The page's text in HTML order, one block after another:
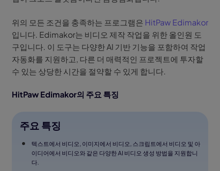
위의 모든 조건을 충족하는 프로그램은 HitPaw Edimakor
입니다. Edimakor는 비디오 제작 작업을 위한 올인원 도
구입니다. 이 도구는 다양한 AI 기반 기능을 포함하여 작업
자동화를 지원하고, 다른 더 매력적인 프로젝트에 투자할
수 있는 상당한 시간을 절약할 수 있게 합니다.
HitPaw Edimakor의 주요 특징
주요 특징
텍스트에서 비디오, 이미지에서 비디오, 스크립트에서 비디오 및 아
이디어에서 비디오와 같은 다양한 AI 비디오 생성 방법을 지원합니
다.